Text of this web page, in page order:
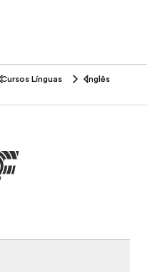
Cursos Línguas
Inglês